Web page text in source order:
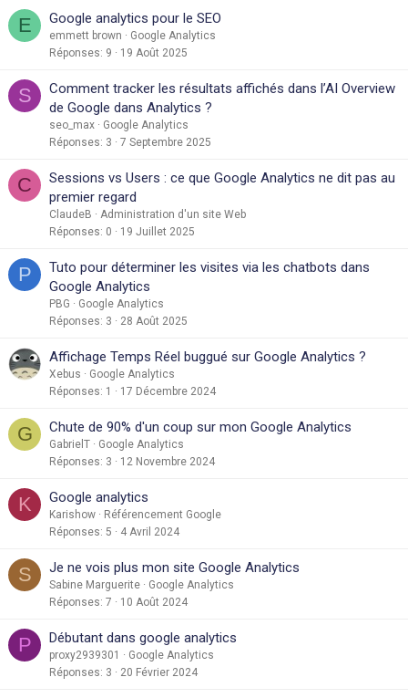
E Google analytics pour le SEO
emmett brown
Google Analytics
Réponses 9 19 Août 2025
S
Comment tracker les résultats affichés dans l’AI Overview
de Google dans Analytics ?
seo_max
Google Analytics
Réponses 3 7 Septembre 2025
C
Sessions vs Users : ce que Google Analytics ne dit pas au
premier regard
ClaudeB
Administration d'un site Web
Réponses 0 19 Juillet 2025
P
Tuto pour déterminer les visites via les chatbots dans
Google Analytics
PBG
Google Analytics
Réponses 3 28 Août 2025
Affichage Temps Réel buggué sur Google Analytics ?
Xebus
Google Analytics
Réponses 1 17 Décembre 2024
G Chute de 90% d'un coup sur mon Google Analytics
GabrielT
Google Analytics
Réponses 3 12 Novembre 2024
K Google analytics
Karishow
Référencement Google
Réponses 5 4 Avril 2024
S Je ne vois plus mon site Google Analytics
Sabine Marguerite
Google Analytics
Réponses 7 10 Août 2024
P Débutant dans google analytics
proxy2939301
Google Analytics
Réponses 3 20 Février 2024